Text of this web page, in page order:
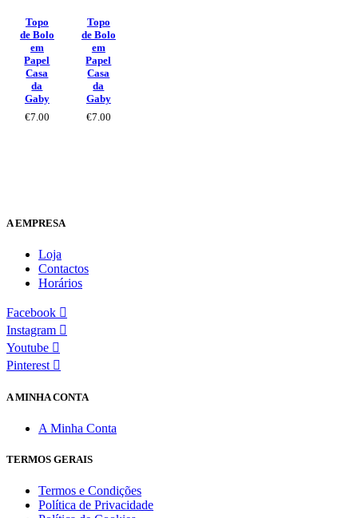
Topo
de Bolo
em
Papel
Casa
da
Gaby
€7.00
Topo
de Bolo
em
Papel
Casa
da
Gaby
€7.00
A EMPRESA
Loja
Contactos
Horários
Facebook
Instagram
Youtube
Pinterest
A MINHA CONTA
A Minha Conta
TERMOS GERAIS
Termos e Condições
Política de Privacidade